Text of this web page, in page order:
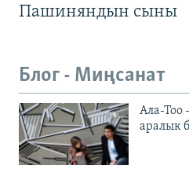
Пашиняндын сыны
Блог - Миңсанат
Ала-Тоо
аралык